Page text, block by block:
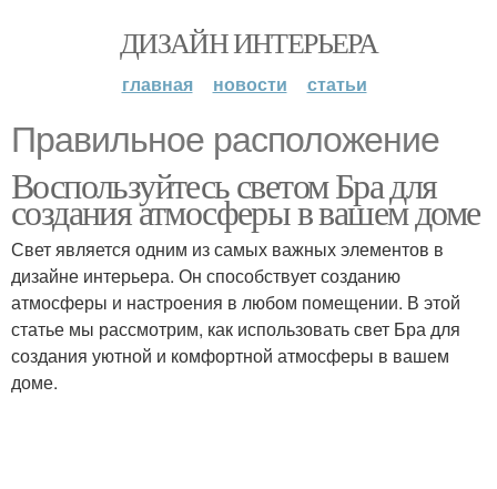
ДИЗАЙН ИНТЕРЬЕРА
главная новости статьи
Правильное расположение
Воспользуйтесь светом Бра для
создания атмосферы в вашем доме
Свет является одним из самых важных элементов в
дизайне интерьера. Он способствует созданию
атмосферы и настроения в любом помещении. В этой
статье мы рассмотрим, как использовать свет Бра для
создания уютной и комфортной атмосферы в вашем
доме.